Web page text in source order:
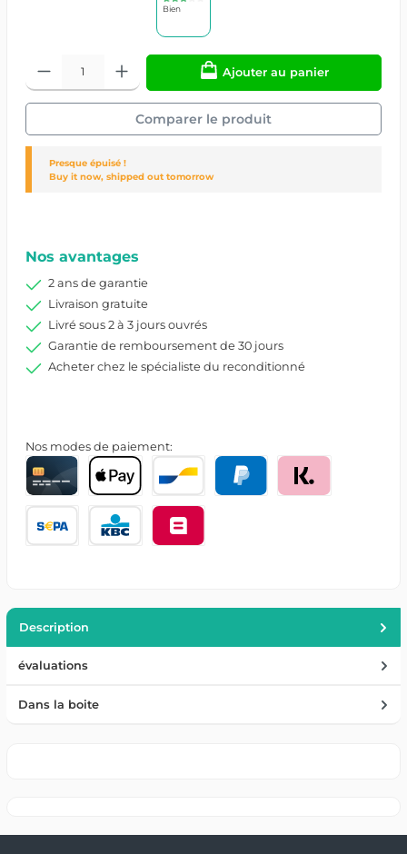
Bien
Ajouter au panier
Comparer le produit
Presque épuisé !
Buy it now, shipped out tomorrow
Nos avantages
2 ans de garantie
Livraison gratuite
Livré sous 2 à 3 jours ouvrés
Garantie de remboursement de 30 jours
Acheter chez le spécialiste du reconditionné
Nos modes de paiement:
Description
évaluations
Dans la boite